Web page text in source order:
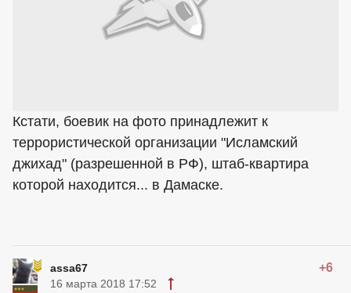
Кстати, боевик на фото принадлежит к
террористической организации "Исламский
джихад" (разрешенной в РФ), штаб-квартира
которой находится... в Дамаске.
assa67 +6
16 марта 2018 17:52